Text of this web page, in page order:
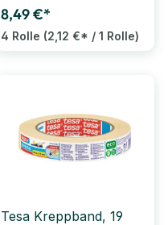
8,49 €*
4 Rolle (2,12 €* / 1 Rolle)
Tesa Kreppband, 19